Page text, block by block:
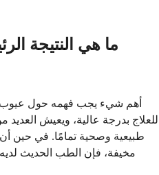
ما هي النتيجة
أهم شيء يجب فهمه حول عيوب
للعلاج بدرجة عالية، ويعيش العديد
طبيعية وصحية تمامًا. في حين
مخيفة، فإن الطب الحديث